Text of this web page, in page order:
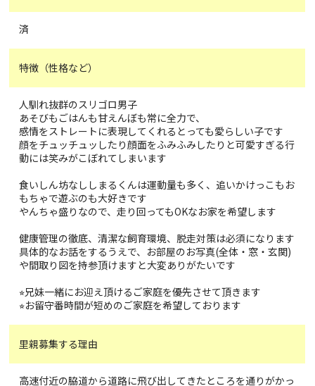
済
特徴（性格など）
人馴れ抜群のスリゴロ男子
あそびもごはんも甘えんぼも常に全力で、
感情をストレートに表現してくれるとっても愛らしい子です
顔をチュッチュッしたり顔面をふみふみしたりと可愛すぎる行
動には笑みがこぼれてしまいます
食いしん坊なししまるくんは運動量も多く、追いかけっこもお
もちゃで遊ぶのも大好きです
やんちゃ盛りなので、走り回ってもOKなお家を希望します
健康管理の徹底、清潔な飼育環境、脱走対策は必須になります
具体的なお話をするうえで、お部屋のお写真(全体・窓・玄関)
や間取り図を持参頂けますと大変ありがたいです
⭐︎兄妹一緒にお迎え頂けるご家庭を優先させて頂きます
⭐︎お留守番時間が短めのご家庭を希望しております
里親募集する理由
高速付近の脇道から道路に飛び出してきたところを通りがかっ